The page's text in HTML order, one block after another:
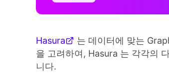
Hasura
는 데이터에 맞는
을 고려하여, Hasura 는 각각의
니다.